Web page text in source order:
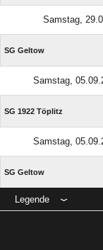
Samstag,
SG Geltow
Samstag,
SG 1922 Töplitz
Samstag,
SG Geltow
Legende